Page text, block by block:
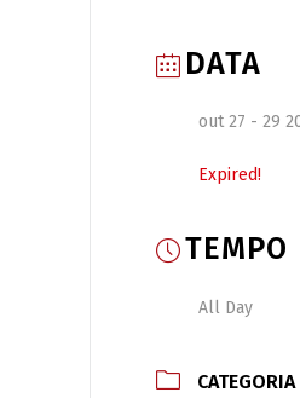
DATA
out 27 - 29
Expired!
TEMPO
All Day
CATEGORIA